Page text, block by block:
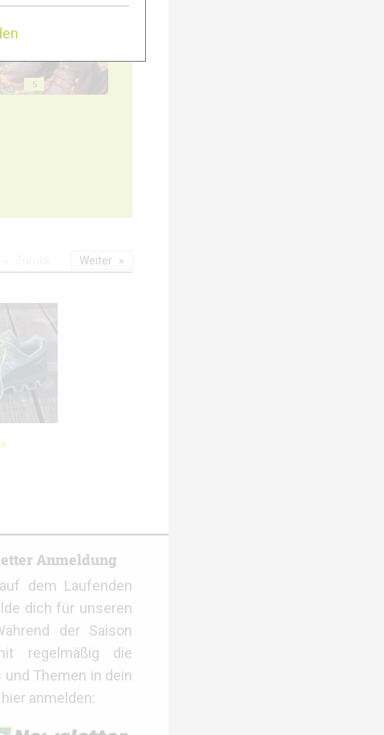
5
Weiter
Anmeldung
dem Laufenden
dich für unseren
der Saison
regelmäßig die
Themen in dein
anmelden: